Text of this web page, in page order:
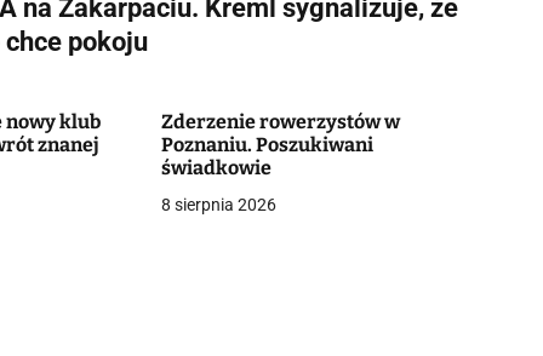
na Zakarpaciu. Kreml sygnalizuje, że
chce pokoju
nowy klub
znanej
Zderzenie rowerzystów w
Poznaniu. Poszukiwani
świadkowie
8 sierpnia 2026